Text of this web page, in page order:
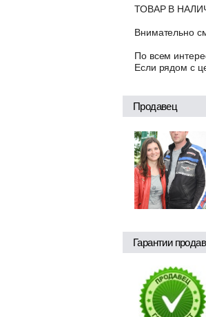
ТОВАР В
Внимательно
По всем
Если рядом с
Продавец
Гарантии